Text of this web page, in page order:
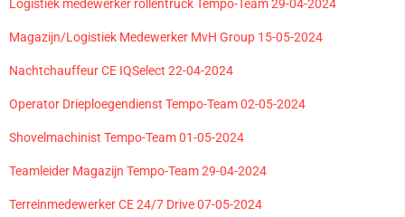
Logistiek medewerker rollentruck Tempo-Team 29-04-2024
Magazijn/Logistiek Medewerker MvH Group 15-05-2024
Nachtchauffeur CE IQSelect 22-04-2024
Operator Drieploegendienst Tempo-Team 02-05-2024
Shovelmachinist Tempo-Team 01-05-2024
Teamleider Magazijn Tempo-Team 29-04-2024
Terreinmedewerker CE 24/7 Drive 07-05-2024